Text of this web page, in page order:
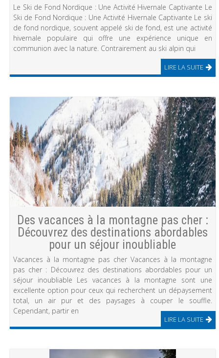
Le Ski de Fond Nordique : Une Activité Hivernale Captivante Le
Ski de Fond Nordique : Une Activité Hivernale Captivante Le ski
de fond nordique, souvent appelé ski de fond, est une activité
hivernale populaire qui offre une expérience unique en
communion avec la nature. Contrairement au ski alpin qui
LIRE LA SUITE
Des vacances à la montagne pas cher :
Découvrez des destinations abordables
pour un séjour inoubliable
Vacances à la montagne pas cher Vacances à la montagne
pas cher : Découvrez des destinations abordables pour un
séjour inoubliable Les vacances à la montagne sont une
excellente option pour ceux qui recherchent un dépaysement
total, un air pur et des paysages à couper le souffle.
Cependant, partir en
LIRE LA SUITE